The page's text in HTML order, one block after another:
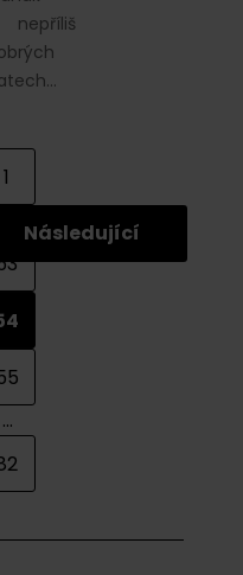
1
...
Následující